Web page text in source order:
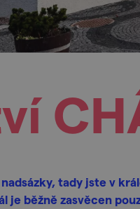
nadsázky, tady jste v
je běžně zasvěcen